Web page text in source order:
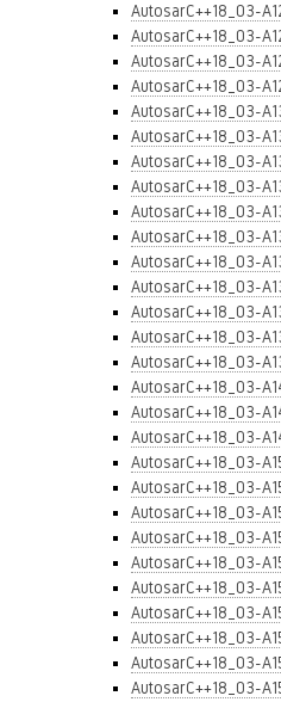
AutosarC++18_03-
AutosarC++18_03-
AutosarC++18_03-
AutosarC++18_03-
AutosarC++18_03-
AutosarC++18_03-
AutosarC++18_03-
AutosarC++18_03-
AutosarC++18_03-
AutosarC++18_03-
AutosarC++18_03-
AutosarC++18_03-
AutosarC++18_03-
AutosarC++18_03-
AutosarC++18_03-
AutosarC++18_03-
AutosarC++18_03-
AutosarC++18_03-
AutosarC++18_03-
AutosarC++18_03-
AutosarC++18_03-
AutosarC++18_03-
AutosarC++18_03-
AutosarC++18_03-
AutosarC++18_03-
AutosarC++18_03-
AutosarC++18_03-
AutosarC++18_03-